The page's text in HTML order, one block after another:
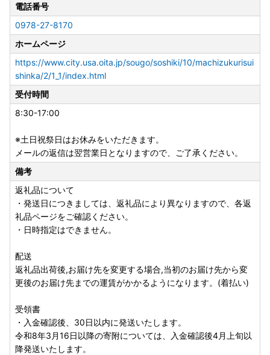
令和8年4月1日以降にオンラインでワンストップ申請をされ
る方は、自治体マイページよりお手続きいただきますようお
願いいたします。
電話番号
0978-27-8170
ホームページ
https://www.city.usa.oita.jp/sougo/soshiki/10/machizukurisui
shinka/2/1_1/index.html
受付時間
8:30-17:00
※土日祝祭日はお休みをいただきます。
メールの返信は翌営業日となりますので、ご了承ください。
備考
返礼品について
・発送日につきましては、返礼品により異なりますので、各返
礼品ページをご確認ください。
・日時指定はできません。
配送
返礼品出荷後,お届け先を変更する場合,当初のお届け先から変
更後のお届け先までの運賃がかかるようになります。(着払い)
受領書
・入金確認後、30日以内に発送いたします。
令和8年3月16日以降の寄附については、入金確認後4月上旬以
降発送いたします。